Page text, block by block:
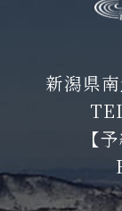
新潟県
【